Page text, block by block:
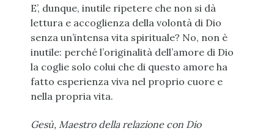
E’, dunque, inutile ripetere che non si dà
lettura e accoglienza della volontà di Dio
senza un’intensa vita spirituale? No, non è
inutile: perché l’originalità dell’amore di Dio
la coglie solo colui che di questo amore ha
fatto esperienza viva nel proprio cuore e
nella propria vita.
Gesù, Maestro della relazione con Dio